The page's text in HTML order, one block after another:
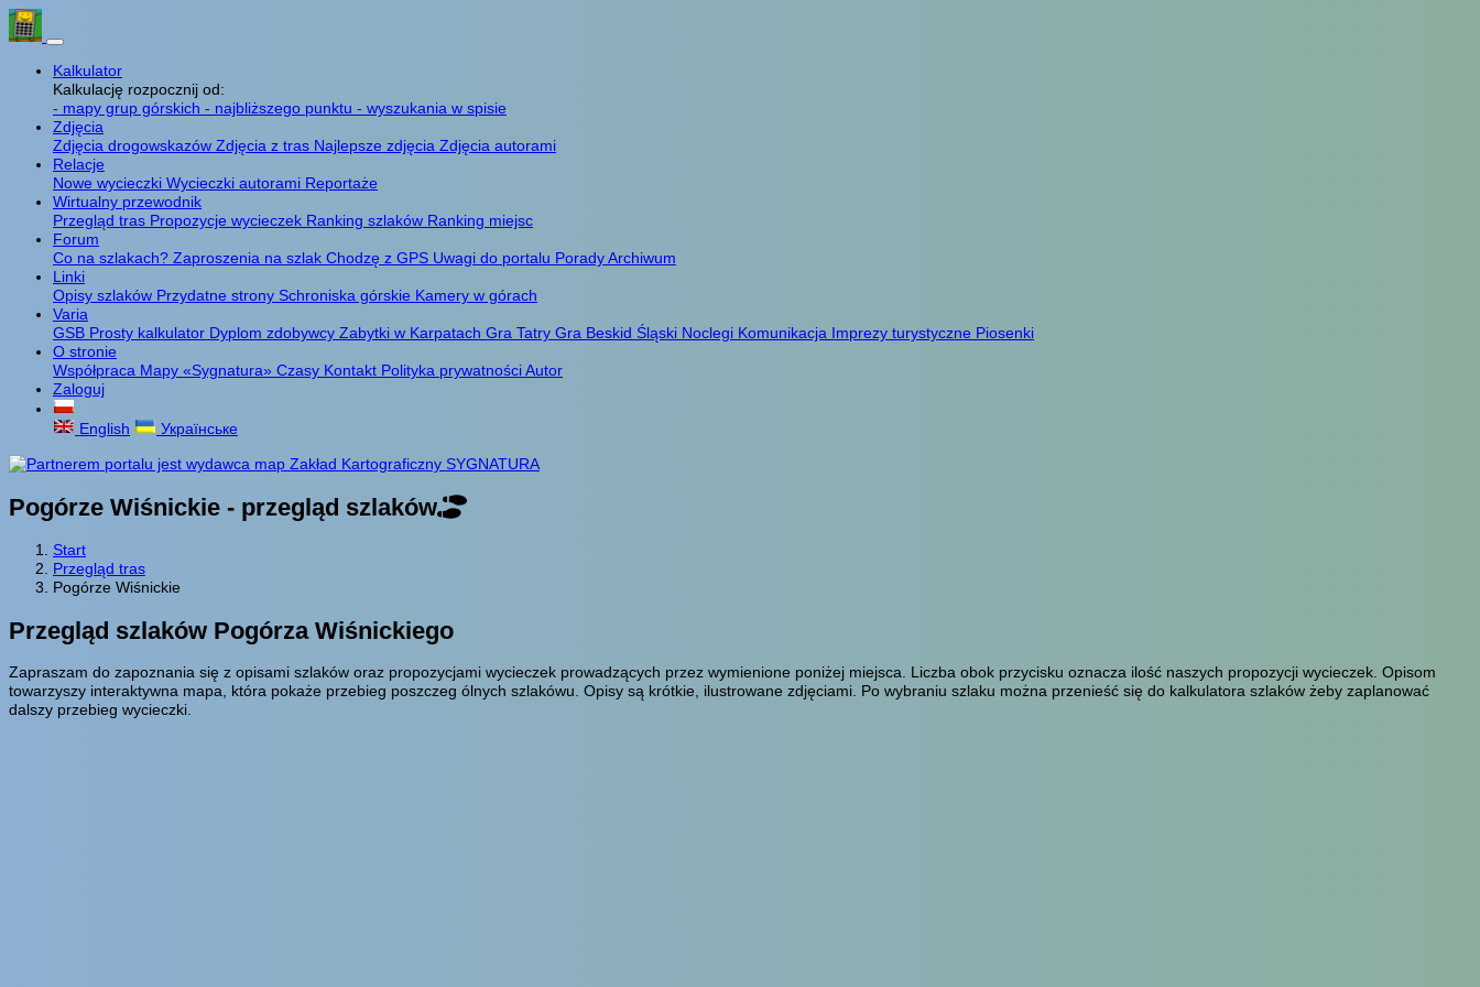
Kalkulator
Kalkulację rozpocznij od:
- mapy grup górskich - najbliższego punktu - wyszukania w spisie
Zdjęcia
Zdjęcia drogowskazów Zdjęcia z tras Najlepsze zdjęcia Zdjęcia autorami
Relacje
Nowe wycieczki Wycieczki autorami Reportaże
Wirtualny przewodnik
Przegląd tras Propozycje wycieczek Ranking szlaków Ranking miejsc
Forum
Co na szlakach? Zaproszenia na szlak Chodzę z GPS Uwagi do portalu PoradyArchiwum
Linki
Opisy szlaków Przydatne strony Schroniska górskie Kamery w górach
Varia
GSB Prosty kalkulator Dyplom zdobywcy Zabytki w Karpatach Gra Tatry Gra Beskid Śląski Noclegi Komunikacja Imprezy turystyczne Piosenki
O stronie
Współpraca Mapy «Sygnatura» Czasy Kontakt Polityka prywatnościAutor
Zaloguj
English Українське
Pogórze Wiśnickie - przegląd szlaków
Start
Przegląd tras
Pogórze Wiśnickie
Przegląd szlaków Pogórza Wiśnickiego
Zapraszam do zapoznania się z opisami szlaków oraz propozycjami wycieczek prowadzących przez wymienione poniżej miejsca. Liczba obok przycisku oznacza ilość naszych propozycji wycieczek. Opisom
towarzyszy interaktywna mapa, która pokaże przebieg poszczeg ólnych szlakówu. Opisy są krótkie, ilustrowane zdjęciami. Po wybraniu szlaku można przenieść się do kalkulatora szlaków żeby zaplanować
dalszy przebieg wycieczki.